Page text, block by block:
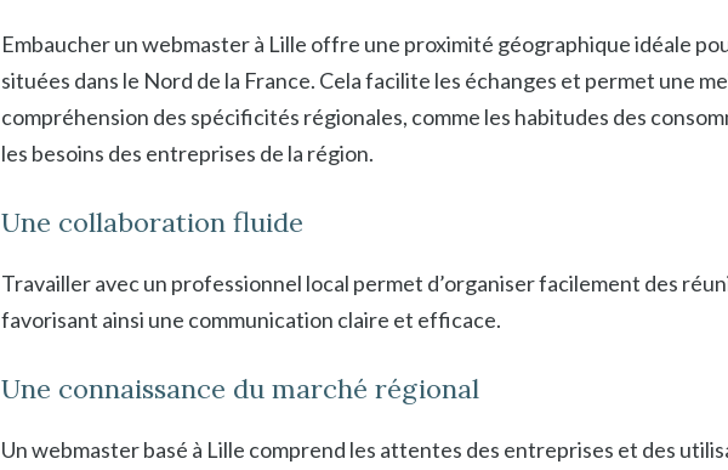
Embaucher un webmaster à Lille offre une proximité géographique idéale
situées dans le Nord de la France. Cela facilite les échanges et permet une
compréhension des spécificités régionales, comme les habitudes des
les besoins des entreprises de la région.
Une collaboration fluide
Travailler avec un professionnel local permet d’organiser facilement des
favorisant ainsi une communication claire et efficace.
Une connaissance du marché régional
Un webmaster basé à Lille comprend les attentes des entreprises et des